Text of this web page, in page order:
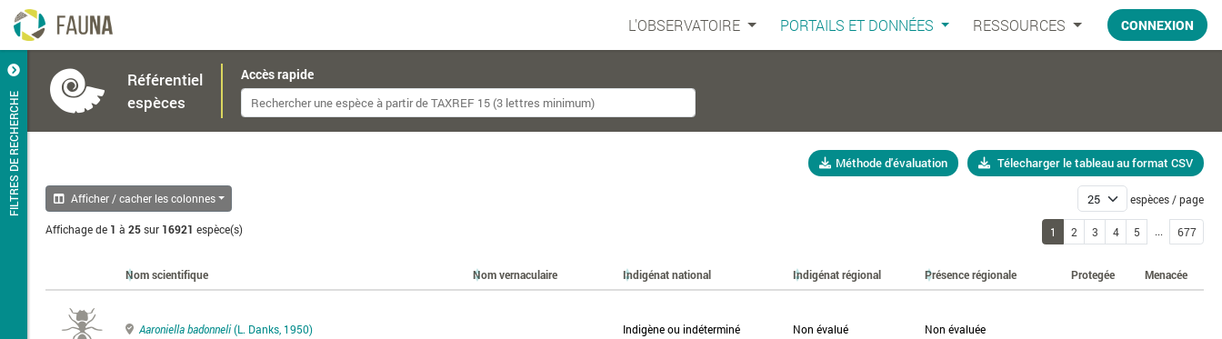
L'OBSERVATOIRE PORTAILS ET DONNÉES RESSOURCES CONNEXION
FILTRES DE RECHERCHE
Référentiel
espèces
Accès rapide
Méthode d'évaluation Télecharger le tableau au format CSV
Afficher / cacher les colonnes
Affichage de 1 à 25sur 16921 espèce(s)
espèces / page
1 2 3 4 5 ... 677
Nom scientifique Nom vernaculaire Indigénat national Indigénat régional Présence régionale Protegée Menacée
Aaroniella badonneli(L. Danks, 1950) Indigène ou indéterminé Non évalué Non évaluée